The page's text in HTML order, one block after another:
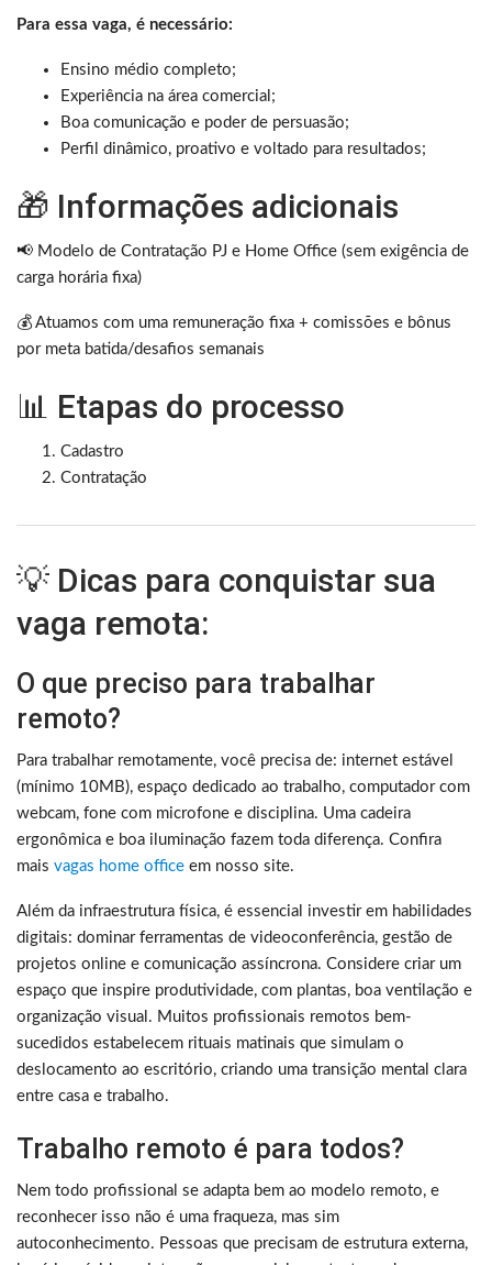
Para essa vaga, é necessário:
Ensino médio completo;
Experiência na área comercial;
Boa comunicação e poder de persuasão;
Perfil dinâmico, proativo e voltado para resultados;
🎁 Informações adicionais
📢 Modelo de Contratação PJ e Home Office (sem exigência de
carga horária fixa)
💰 Atuamos com uma remuneração fixa + comissões e bônus
por meta batida/desafios semanais
📊 Etapas do processo
Cadastro
Contratação
💡 Dicas para conquistar sua
vaga remota:
O que preciso para trabalhar
remoto?
Para trabalhar remotamente, você precisa de: internet estável
(mínimo 10MB), espaço dedicado ao trabalho, computador com
webcam, fone com microfone e disciplina. Uma cadeira
ergonômica e boa iluminação fazem toda diferença. Confira
mais vagas home office em nosso site.
Além da infraestrutura física, é essencial investir em habilidades
digitais: dominar ferramentas de videoconferência, gestão de
projetos online e comunicação assíncrona. Considere criar um
espaço que inspire produtividade, com plantas, boa ventilação e
organização visual. Muitos profissionais remotos bem-
sucedidos estabelecem rituais matinais que simulam o
deslocamento ao escritório, criando uma transição mental clara
entre casa e trabalho.
Trabalho remoto é para todos?
Nem todo profissional se adapta bem ao modelo remoto, e
reconhecer isso não é uma fraqueza, mas sim
autoconhecimento. Pessoas que precisam de estrutura externa,